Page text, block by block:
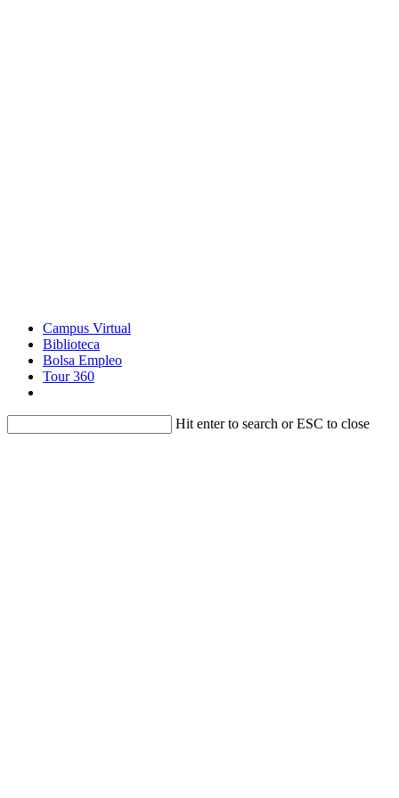
Campus Virtual
Biblioteca
Bolsa Empleo
Tour 360
Hit enter to search or ESC to close